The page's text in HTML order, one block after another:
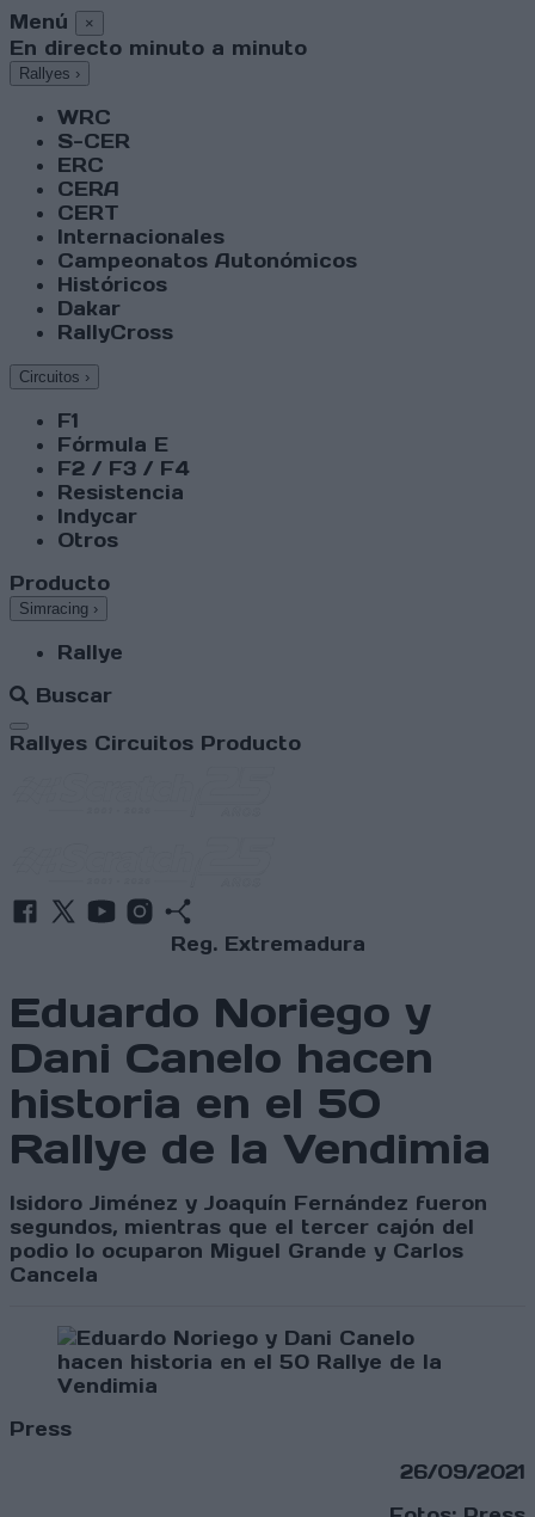
Menú ×
En directo minuto a minuto
Rallyes ›
WRC
S-CER
ERC
CERA
CERT
Internacionales
Campeonatos Autonómicos
Históricos
Dakar
RallyCross
Circuitos ›
F1
Fórmula E
F2 / F3 / F4
Resistencia
Indycar
Otros
Producto
Simracing ›
Rallye
Buscar
Abrir menú
Rallyes Circuitos Producto
Reg. Extremadura
Eduardo Noriego y
Dani Canelo hacen
historia en el 50
Rallye de la Vendimia
Isidoro Jiménez y Joaquín Fernández fueron
segundos, mientras que el tercer cajón del
podio lo ocuparon Miguel Grande y Carlos
Cancela
Press
26/09/2021